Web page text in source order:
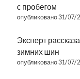
с пробегом
опубликовано 31/07/
Эксперт
зимних шин
опубликовано 31/07/